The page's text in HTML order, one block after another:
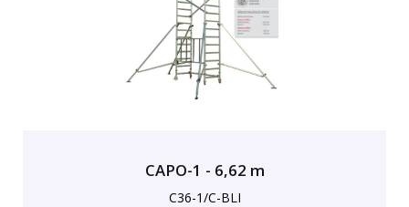
CAPO-1 - 6,62 m
C36-1/C-BLI